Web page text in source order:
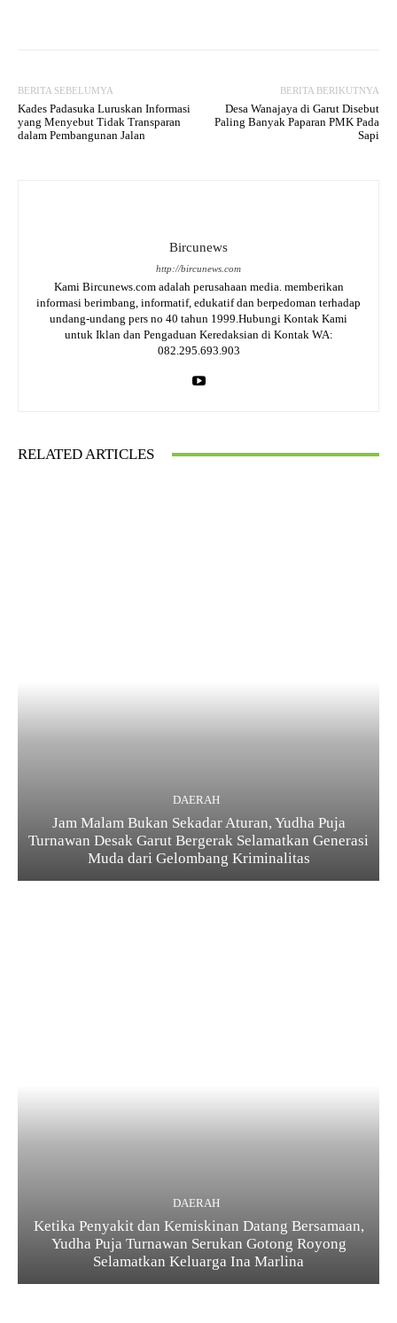
BERITA SEBELUMYA
Kades Padasuka Luruskan Informasi
yang Menyebut Tidak Transparan
dalam Pembangunan Jalan
BERITA BERIKUTNYA
Desa Wanajaya di Garut Disebut
Paling Banyak Paparan PMK Pada
Sapi
Bircunews
http://bircunews.com
Kami Bircunews.com adalah perusahaan media. memberikan
informasi berimbang, informatif, edukatif dan berpedoman terhadap
undang-undang pers no 40 tahun 1999.Hubungi Kontak Kami
untuk Iklan dan Pengaduan Keredaksian di Kontak WA:
082.295.693.903
RELATED ARTICLES
DAERAH
Jam Malam Bukan Sekadar Aturan, Yudha Puja
Turnawan Desak Garut Bergerak Selamatkan Generasi
Muda dari Gelombang Kriminalitas
DAERAH
Ketika Penyakit dan Kemiskinan Datang Bersamaan,
Yudha Puja Turnawan Serukan Gotong Royong
Selamatkan Keluarga Ina Marlina